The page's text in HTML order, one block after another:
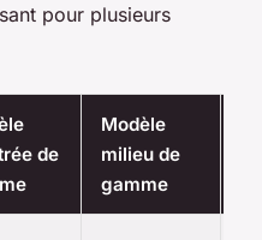
pour plusieurs
de
Modèle
milieu de
gamme